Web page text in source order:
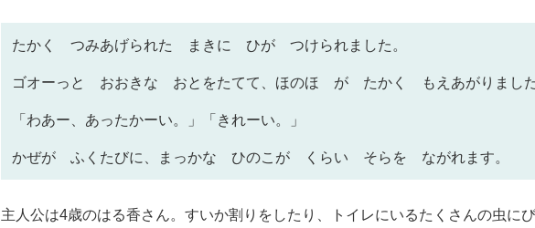
たかく つみあげられた まきに ひが つけられました。
ゴオーっと おおきな おとをたてて、ほのほ が たかく もえあがりまし
「わあー、あったかーい。」「きれーい。」
かぜが ふくたびに、まっかな ひのこが くらい そらを ながれます。
主人公は4歳のはる香さん。すいか割りをしたり、トイレにいるたくさんの虫に